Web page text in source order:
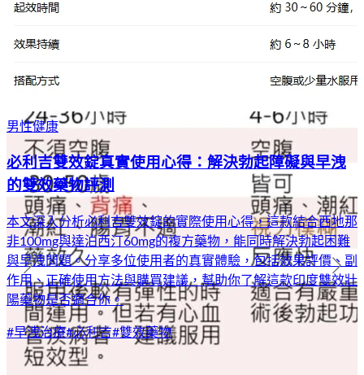
男性健康
必利吉雙效錠真實使用心得：解決勃起障礙與早洩
的雙效藥物評測
本文深入分析必利吉雙效錠的實際使用心得，這款結合西地那
非100mg與達泊西汀60mg的複方藥物，能同時解決勃起困難
與早洩問題。分享多位使用者的真實體驗，包括效果評價、副
作用、正確使用方法與購買建議，幫助你了解這款印度雙效壯
陽藥物是否適合你。
#早洩治療#必利吉#雙效藥物